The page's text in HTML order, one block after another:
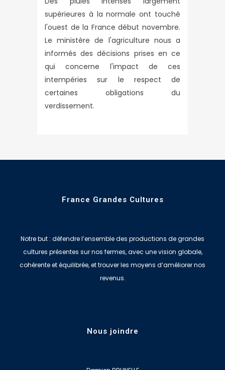
supérieures à la normale ont touché
l'ouest de la France début novembre.
Le ministère de l'agriculture nous a
informés des décisions prises en ce
qui concerne l'impact de ces
intempéries sur le respect de
certaines obligations du
verdissement.
France Grandes Cultures
Notre but : défendre l’ensemble des productions de grandes
cultures présentes sur nos fermes, avec une vision globale,
cohérente et équilibrée, et trouver les moyens d’améliorer nos
revenus.
Nous joindre